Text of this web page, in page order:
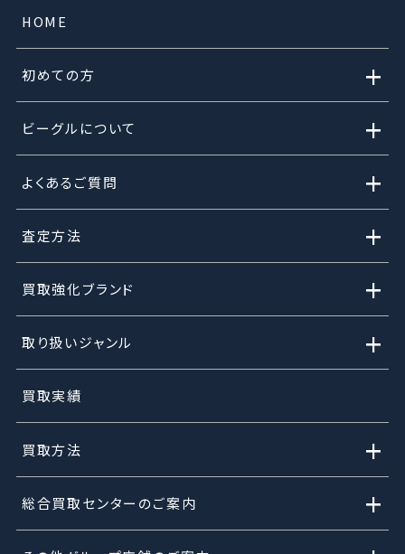
HOME
初めての方 +
ビーグルについて +
よくあるご質問 +
査定方法 +
買取強化ブランド +
取り扱いジャンル +
買取実績
買取方法 +
総合買取センターのご案内 +